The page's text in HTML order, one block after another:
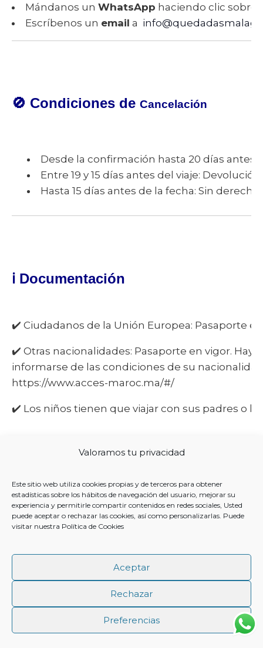
Valoramos tu privacidad
Este sitio web utiliza cookies propias y de terceros para obtener
estadísticas sobre los hábitos de navegación del usuario, mejorar su
experiencia y permitirle compartir contenidos en redes sociales, Usted
puede aceptar o rechazar las cookies, así como personalizarlas. Puede
visitar nuestra Política de Cookies
Aceptar
Rechazar
Preferencias
Mándanos un WhatsApp haciendo clic
Escríbenos un email a
🚫 Condiciones de Cancelación
Desde la confirmación hasta 20 días
Entre 19 y 15 días antes del viaje:
Hasta 15 días antes de la fecha: Sin
ℹ️ Documentación
✔️ Ciudadanos de la Unión Europea: Pasaporte
✔️ Otras nacionalidades: Pasaporte en vigor.
informarse de las condiciones de su
https://www.acces-maroc.ma/#/
✔️ Los niños tienen que viajar con sus padres o
policía marroquí que hay dentro del barco
✔️ La moneda en Marruecos es elDIRHAMS
cobran una comisión
+ Añadir a Google Calendar + Agregar a iCalendar